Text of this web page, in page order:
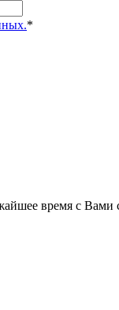
*
время с Вами